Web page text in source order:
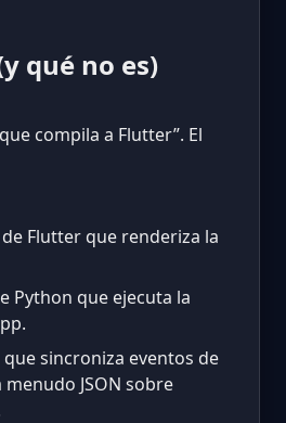
qué no es)
compila a Flutter”. El
Flutter que renderiza la
Python que ejecuta la
sincroniza eventos de
menudo JSON sobre